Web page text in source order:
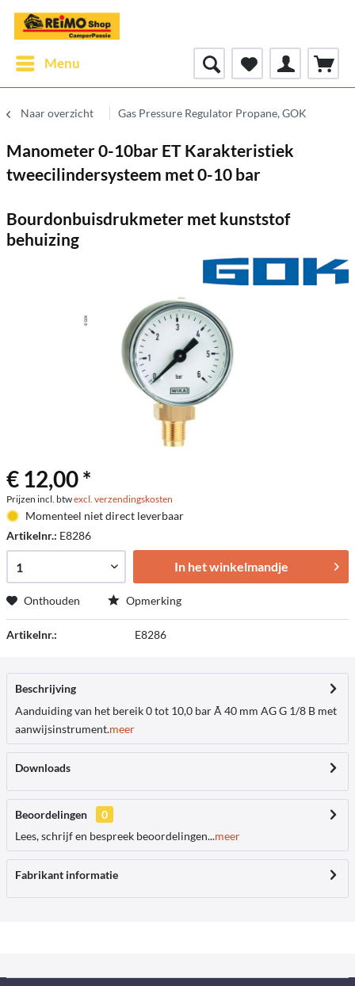
Menu
Naar overzicht Gas Pressure Regulator Propane, GOK
Manometer 0-10bar ET Karakteristiek
tweecilindersysteem met 0-10 bar
Bourdonbuisdrukmeter met kunststof
behuizing
€ 12,00 *
Prijzen incl. btwexcl. verzendingskosten
Momenteel niet direct leverbaar
Artikelnr.: E8286
In het winkelmandje
Onthouden Opmerking
Artikelnr.: E8286
Beschrijving
Aanduiding van het bereik 0 tot 10,0 bar Ã 40 mm AG G 1/8 B met
aanwijsinstrument.meer
Downloads
Beoordelingen
0
Lees, schrijf en bespreek beoordelingen...meer
Fabrikant informatie